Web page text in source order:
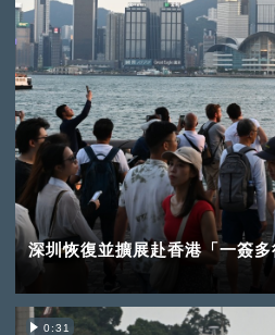
深圳恢復並擴展赴香港「一簽
0:31